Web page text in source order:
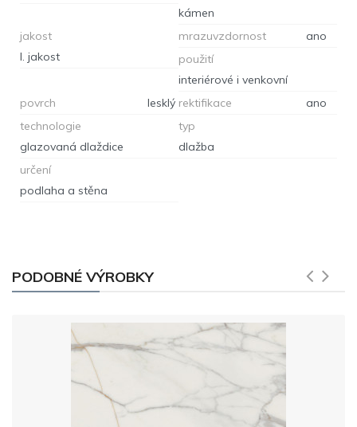
kámen
jakost
I. jakost
mrazuvzdornost
ano
použití
interiérové i venkovní
povrch
lesklý rektifikace
ano
technologie
glazovaná dlaždice
typ
dlažba
určení
podlaha a stěna
PODOBNÉ VÝROBKY